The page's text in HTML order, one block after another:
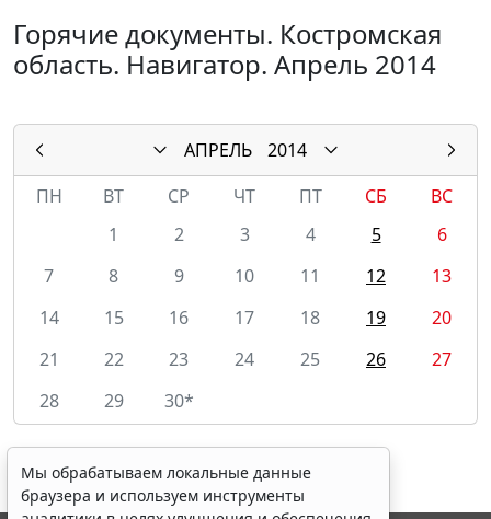
Горячие документы. Костромская
область. Навигатор. Апрель 2014
АПРЕЛЬ
2014
ПН
ВТ СР ЧТ ПТ СБ
ВС
1
2 3 4 5
6
7
8 9 10 11 12
13
14
15 16 17 18 19
20
21
22 23 24 25 26
27
28
29 30*
Мы обрабатываем локальные данные
браузера и используем инструменты